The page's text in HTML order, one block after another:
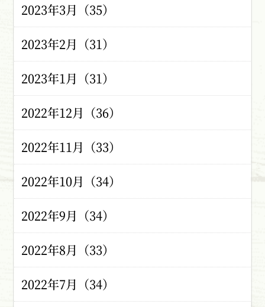
2023年3月（35）
2023年2月（31）
2023年1月（31）
2022年12月（36）
2022年11月（33）
2022年10月（34）
2022年9月（34）
2022年8月（33）
2022年7月（34）